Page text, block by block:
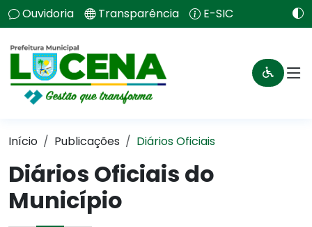
Ouvidoria Transparência E-SIC
Início Publicações Diários Oficiais
Diários Oficiais do
Município